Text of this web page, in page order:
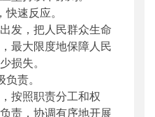
速反应。
，把人民群众生命
最大限度地保障人民
损失。
责。
照职责分工和权
责，协调有序地开展